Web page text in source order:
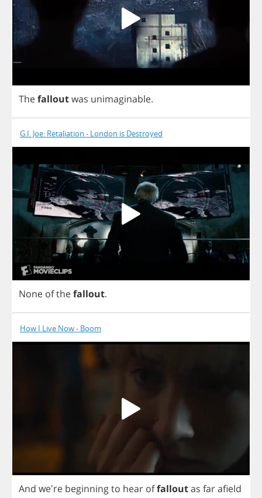
Thefalloutwas unimaginable.
G.I. Joe: Retaliation - London is Destroyed
None ofthefallout.
How I Live Now - Boom
And we're beginningto hear offalloutas farafield